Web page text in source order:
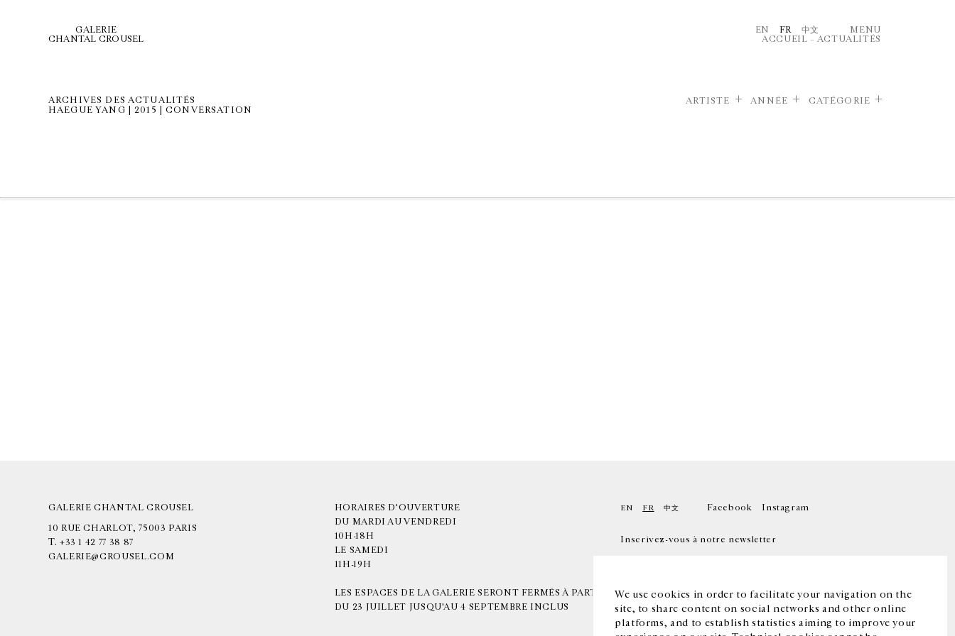
We use cookies in order to facilitate your navigation on the
site, to share content on social networks and other online
platforms, and to establish statistics aiming to improve your
GALERIE
CHANTAL CROUSEL
EN FR 中文
MENU
ACCUEIL – ACTUALITÉS
ARCHIVES DES ACTUALITÉS
HAEGUE YANG | 2015 | CONVERSATION
ARTISTE ANNÉE CATÉGORIE
GALERIE CHANTAL CROUSEL
10 RUE CHARLOT, 75003 PARIS
T. +33 1 42 77 38 87
GALERIE@CROUSEL.COM
HORAIRES D'OUVERTURE
DU MARDI AU VENDREDI
10H-18H
LE SAMEDI
11H-19H
LES ESPACES DE LA GALERIE SERONT FERMÉS À PARTIR
DU 23 JUILLET JUSQU'AU 4 SEPTEMBRE INCLUS
EN FR 中文 Facebook Instagram
Inscrivez-vous à notre newsletter